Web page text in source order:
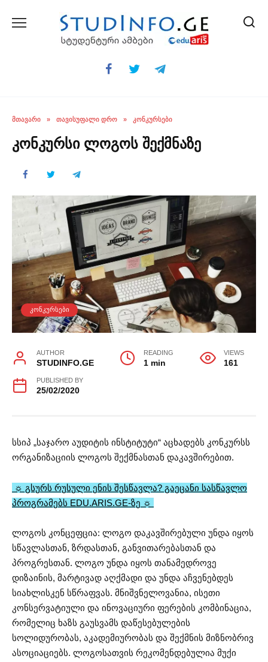
ᲛᲗᲐᲕᲐᲠᲘ » ᲗᲐᲕᲘᲡᲣᲤᲐᲚᲘ ᲓᲠᲝ » ᲙᲝᲜᲙᲣᲠᲡᲔᲑᲘ
კონკურსი ლოგოს შექმნაზე
ᲙᲝᲜᲙᲣᲠᲡᲔᲑᲘ
AUTHOR
STUDINFO.GE
READING
1 min
VIEWS
161
PUBLISHED BY
25/02/2020
სსიპ „საჯარო აუდიტის ინსტიტუტი“ აცხადებს კონკურსს
ორგანიზაციის ლოგოს შექმნასთან დაკავშირებით.
☼ გსურს რუსული ენის შესწავლა? გაეცანი სასწავლო
პროგრამებს EDU.ARIS.GE-ზე ☼
ლოგოს კონცეფცია: ლოგო დაკავშირებული უნდა იყოს
სწავლასთან, ზრდასთან, განვითარებასთან და
პროგრესთან. ლოგო უნდა იყოს თანამედროვე
დიზაინის, მარტივად აღქმადი და უნდა აჩვენებდეს
სიახლისკენ სწრაფვას. მნიშვნელოვანია, ისეთი
კონსერვატიული და ინოვაციური ფერების კომბინაცია,
რომელიც ხაზს გაუსვამს დაწესებულების
სოლიდურობას, აკადემიურობას და შექმნის მიზნობრივ
ასოციაციებს. ლოგოსათვის რეკომენდებულია მუქი